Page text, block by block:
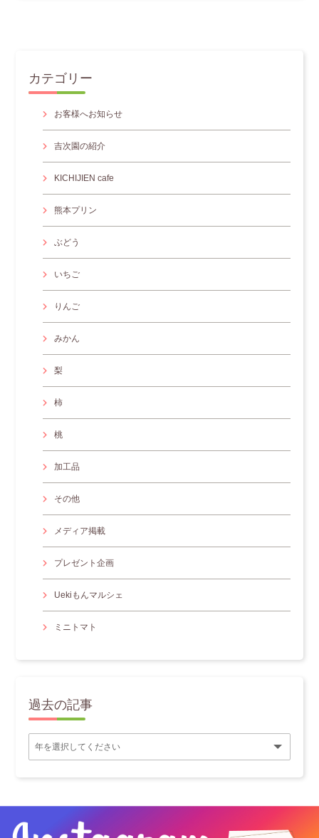
カテゴリー
お客様へお知らせ
吉次園の紹介
KICHIJIEN cafe
熊本プリン
ぶどう
いちご
りんご
みかん
梨
柿
桃
加工品
その他
メディア掲載
プレゼント企画
Uekiもんマルシェ
ミニトマト
過去の記事